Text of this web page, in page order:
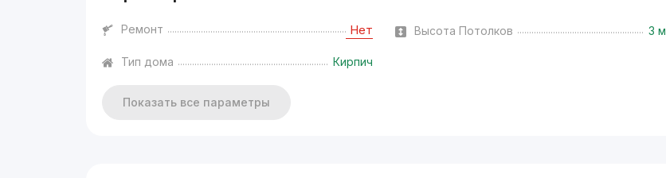
Ремонт Нет Высота Потолков 3 м
Тип дома Кирпич
Показать все параметры